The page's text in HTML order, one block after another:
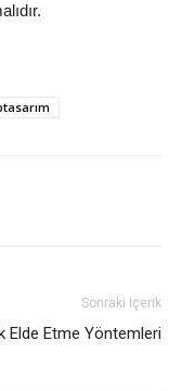
Sonraki İçerik
Elde Etme Yöntemleri